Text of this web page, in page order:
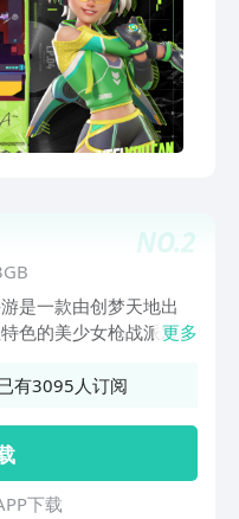
要3-5分钟一局的快节
活的对战机制，任何
，要的就是这种随时随
！「自动开火 谁上都
自动开火功能，只需要
能自动射击，低门槛的
集，每位都拥有独一无
风格，他们抱着不尽
赛，一起站上最炫酷的
「小队开黑 好友同
来上一局轻松刺激的射
音让你可以与朋友随时
是斜杠青年、游戏发烧
，都能在这里无压力表
开麦！「多模乱斗 原
以体验到轻松休闲的
选择更体现团队配合更
NO.2
是一款由创梦天地出
色的美少女枪战派对手
。在游戏中你将化身承
中，制定不同战术，以在
局为最终胜利目标。
更多
有3095人订阅
下载